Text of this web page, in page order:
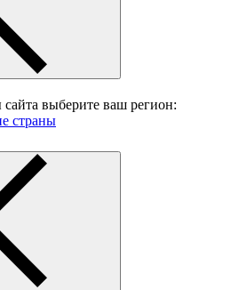
выберите ваш регион:
страны